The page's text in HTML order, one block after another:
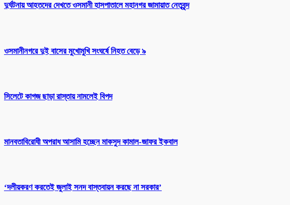
দুর্ঘটনায় আহতদের দেখতে ওসমানী হাসপাতালে মহানগর জামায়াত নেতৃবৃন্দ
ওসমানীনগরে দুই বাসের মুখোমুখি সংঘর্ষে নিহত বেড়ে ৯
সিলেটে কাগজ ছাড়া রাস্তায় নামলেই বিপদ
মানবতাবিরোধী অপরাধ আসামি হচ্ছেন মাকসুদ কামাল-জাফর ইকবাল
‘দলীয়করণ করতেই জুলাই সনদ বাস্তবায়ন করছে না সরকার’